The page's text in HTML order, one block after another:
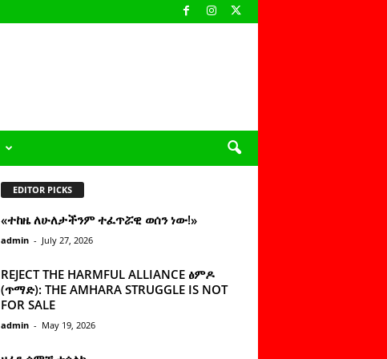
EDITOR PICKS
«ተከዜ ለሁለታችንም ተፈጥሯዊ ወሰን ነው!»
admin - July 27, 2026
REJECT THE HARMFUL ALLIANCE ፅምዶ
(ጥማድ): THE AMHARA STRUGGLE IS NOT
FOR SALE
admin - May 19, 2026